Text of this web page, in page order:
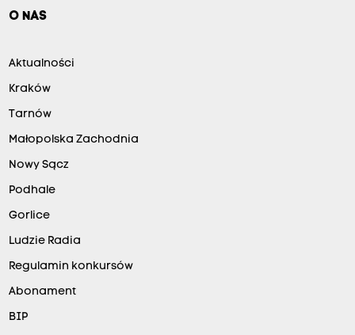
O NAS
Aktualności
Kraków
Tarnów
Małopolska Zachodnia
Nowy Sącz
Podhale
Gorlice
Ludzie Radia
Regulamin konkursów
Abonament
BIP